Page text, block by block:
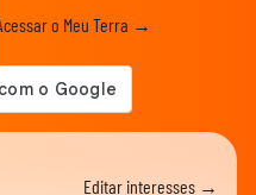
o Meu Terra →
Editar interesses →